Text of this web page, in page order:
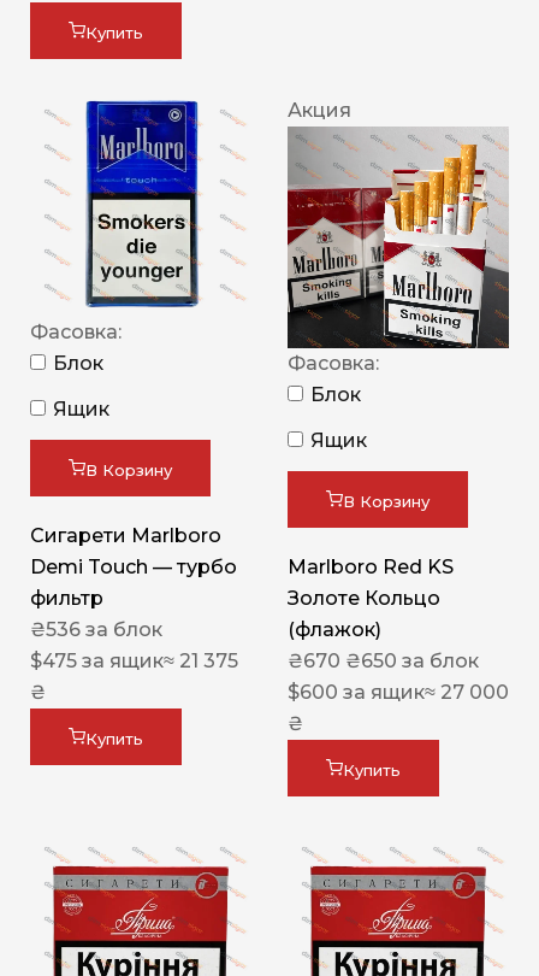
Купить
Фасовка:
Блок
Ящик
В Корзину
Сигарети Marlboro
Demi Touch — турбо
фильтр
₴536 за блок
$475 за ящик≈ 21 375
₴
Купить
Акция
Фасовка:
Блок
Ящик
В Корзину
Marlboro Red KS
Золоте Кольцо
(флажок)
₴670 ₴650 за блок
$600 за ящик≈ 27 000
₴
Купить